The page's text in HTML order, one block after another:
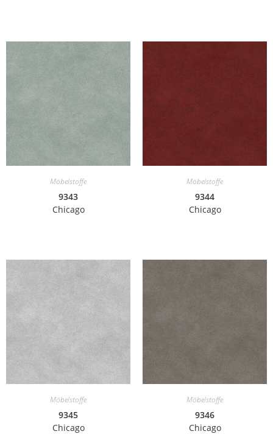
Möbelstoffe
9343
Chicago
Möbelstoffe
9344
Chicago
Möbelstoffe
9345
Chicago
Möbelstoffe
9346
Chicago